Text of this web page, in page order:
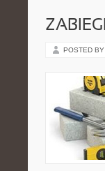
POSTED BY